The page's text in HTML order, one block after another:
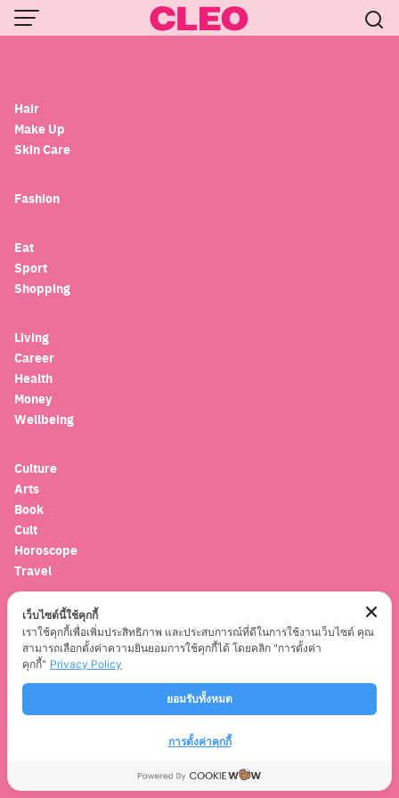
Skip
to
for:
วิธีหาไพ่ทาโรต์จากวันเกิดคุณ ใบที่บอกความเป็น
ตัวคุณที่สุด
Love
Men
Hair
Make Up
Skin Care
Fashion
Eat
Sport
Shopping
Living
Career
Health
Money
Wellbeing
Culture
Arts
Book
Cult
Horoscope
Travel
Entertainment
Celebrity
Movies
Musics
CLEOTHAILAND.COM. ALL RIGHTS RESERVED.
เว็บไซต์นี้ใช้คุกกี้
เราใช้คุกกี้เพื่อเพิ่มประสิทธิภาพ และประสบการณ์ที่ดีในการใช้งานเว็บไซต์ คุณ
สามารถเลือกตั้งค่าความยินยอมการใช้คุกกี้ได้ โดยคลิก "การตั้งค่า
คุกกี้" Privacy Policy
ยอมรับทั้งหมด
การตั้งค่าคุกกี้